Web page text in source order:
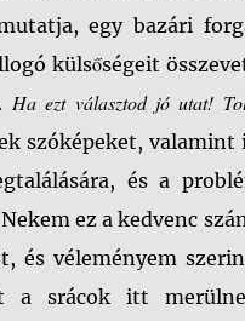
egy bazári
külsőségeit
Ha ezt választod jó utat!
szóképeket, valamint
és a
ez a kedvenc
és véleményem
a srácok itt